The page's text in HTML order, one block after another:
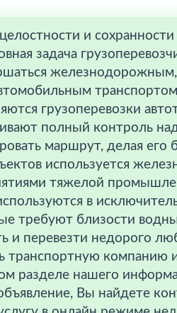
и
задача
грузоперевозки
полный контроль
маршрут, делая его
используется
тяжелой
в
требуют близости
и перевезти недорого
транспортную компанию
разделе нашего
Вы найдете